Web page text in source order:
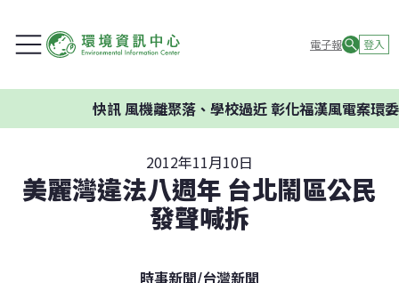
電子報 登入
風機離聚落、學校過近 彰化福漢風電案環委建議
2012年11月10日
美麗灣違法八週年 台北鬧區公民
發聲喊拆
時事新聞/台灣新聞